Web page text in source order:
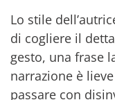
Lo stile
di cogliere il
gesto, una frase
narrazione è
passare con